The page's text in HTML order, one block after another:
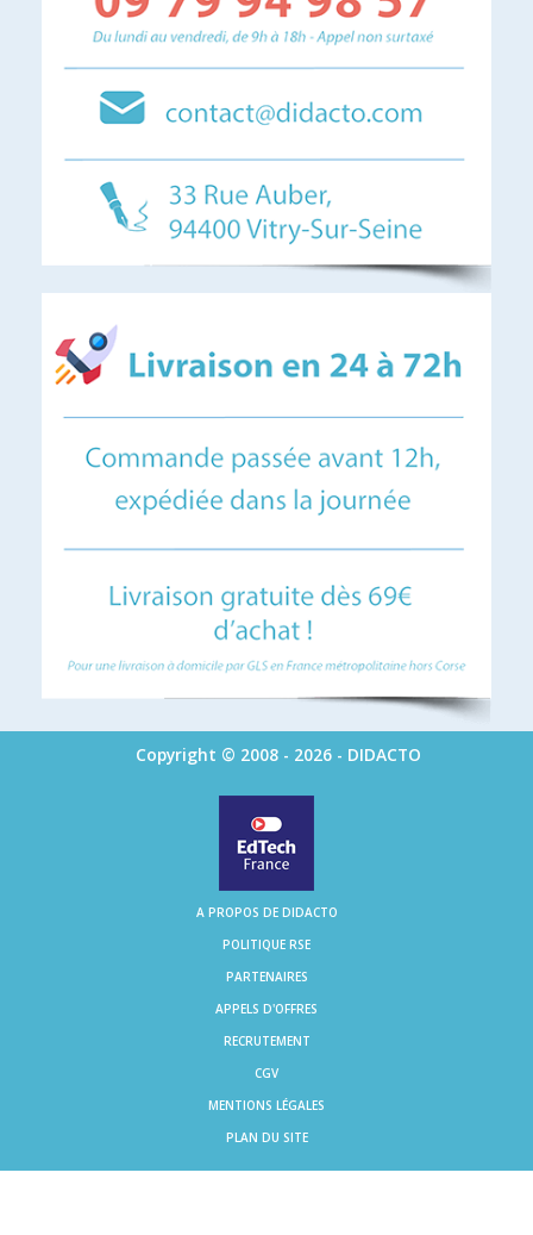
Copyright © 2008 - 2026 - DIDACTO
A PROPOS DE DIDACTO
POLITIQUE RSE
PARTENAIRES
APPELS D'OFFRES
RECRUTEMENT
CGV
MENTIONS LÉGALES
PLAN DU SITE